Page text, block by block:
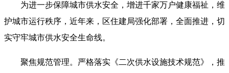
为进一步保障城市供水安全，增进千家万户健康福祉，维
护城市运行秩序，近年来，区住建局强化部署，全面推进，切
实守牢城市供水安全生命线。
聚焦规范管理。严格落实《二次供水设施技术规范》，推